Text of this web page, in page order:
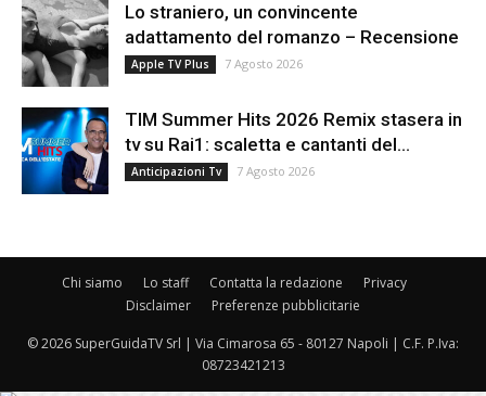
Lo straniero, un convincente
adattamento del romanzo – Recensione
Apple TV Plus 7 Agosto 2026
TIM Summer Hits 2026 Remix stasera in
tv su Rai1: scaletta e cantanti del...
Anticipazioni Tv 7 Agosto 2026
Chi siamo Lo staff Contatta la redazione
Privacy
Disclaimer
Preferenze pubblicitarie
© 2026 SuperGuidaTV Srl | Via Cimarosa 65 - 80127 Napoli | C.F. P.Iva:
08723421213